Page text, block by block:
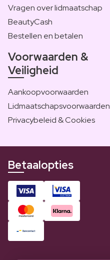
Vragen over lidmaatschap
BeautyCash
Bestellen en betalen
Voorwaarden &
Veiligheid
Aankoopvoorwaarden
Lidmaatschapsvoorwaarden
Privacybeleid & Cookies
Betaalopties